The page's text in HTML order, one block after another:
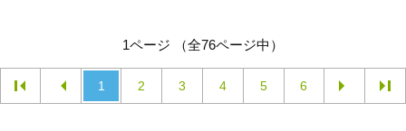
1ページ （全76ページ中）
1 2 3 4 5 6